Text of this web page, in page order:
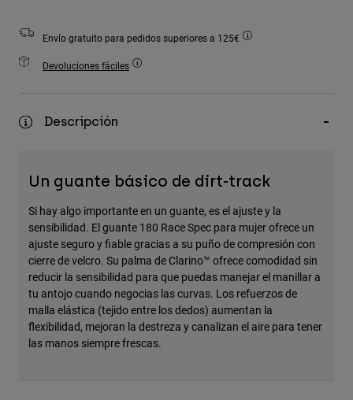
Bolsas y Mochilas
Ver todo
Envío gratuito para pedidos superiores a 125€
Devoluciones fáciles
Descripción
Un guante básico de dirt-track
Si hay algo importante en un guante, es el ajuste y la
sensibilidad. El guante 180 Race Spec para mujer ofrece un
ajuste seguro y fiable gracias a su puño de compresión con
cierre de velcro. Su palma de Clarino™ ofrece comodidad sin
reducir la sensibilidad para que puedas manejar el manillar a
tu antojo cuando negocias las curvas. Los refuerzos de
malla elástica (tejido entre los dedos) aumentan la
flexibilidad, mejoran la destreza y canalizan el aire para tener
las manos siempre frescas.